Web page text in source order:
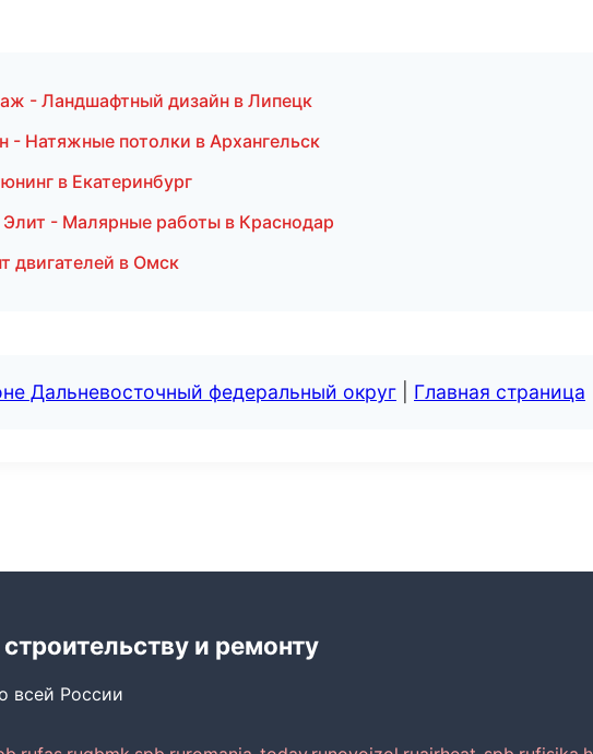
- Ландшафтный дизайн в Липецк
- Натяжные потолки в Архангельск
в Екатеринбург
- Малярные работы в Краснодар
двигателей в Омск
Дальневосточный федеральный округ Главная страница
и ремонту
всей России